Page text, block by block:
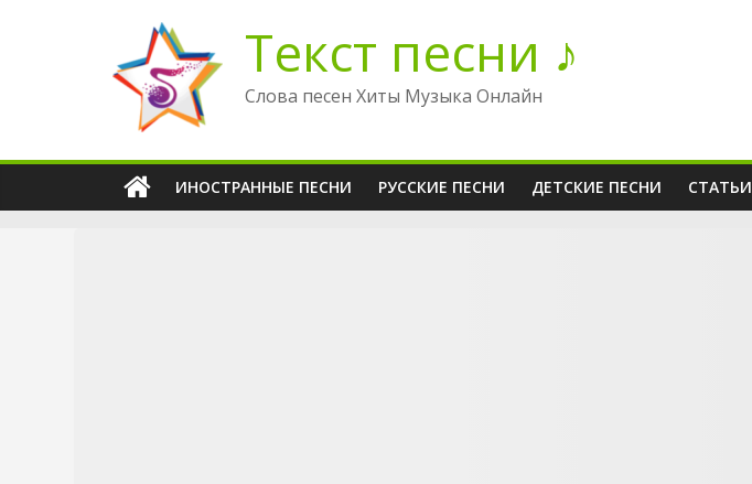
содержимому
Текст песни ♪
Слова песен Хиты Музыка Онлайн
ИНОСТРАННЫЕ ПЕСНИ РУССКИЕ ПЕСНИ ДЕТСКИЕ ПЕСНИ СТАТЬИ